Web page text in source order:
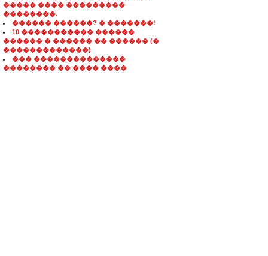
����� ���� ���������
��������.
������ ������? � �������!
10 ����������� ������
������ � ������ �� ������ (�
�������������)
��� ��������������
�������� �� ���� ����